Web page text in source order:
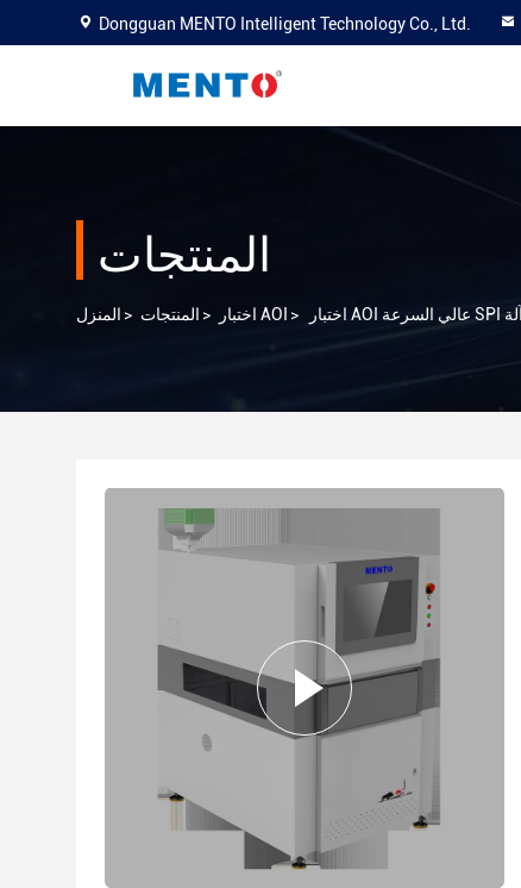
Dongguan MENTO Intelligent Technology Co., Ltd.
المنتجات
المنزل > المنتجات > اختبار AOI >